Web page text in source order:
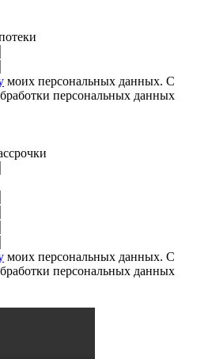
моих персональных данных. С
персональных данных
моих персональных данных. С
персональных данных